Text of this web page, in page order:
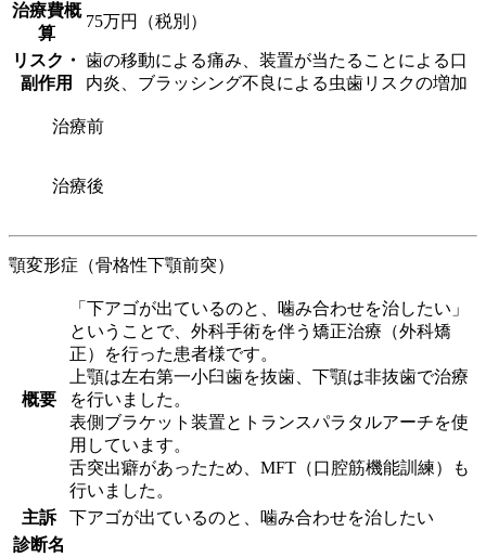
治療費概
算
75万円（税別）
リスク・
副作用
歯の移動による痛み、装置が当たることによる口
内炎、ブラッシング不良による虫歯リスクの増加
治療前
治療後
顎変形症（骨格性下顎前突）
概要
「下アゴが出ているのと、噛み合わせを治したい」
ということで、外科手術を伴う矯正治療（外科矯
正）を行った患者様です。
上顎は左右第一小臼歯を抜歯、下顎は非抜歯で治療
を行いました。
表側ブラケット装置とトランスパラタルアーチを使
用しています。
舌突出癖があったため、MFT（口腔筋機能訓練）も
行いました。
主訴
下アゴが出ているのと、噛み合わせを治したい
診断名